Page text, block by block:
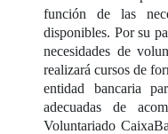
función de las
disponibles. Por su
necesidades de
realizará cursos de
entidad bancaria
adecuadas de
Voluntariado